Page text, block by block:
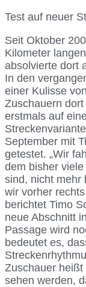
Test auf neuer
Seit Oktober
Kilometer
absolvierte dort
In den
einer Kulisse
Zuschauern
erstmals auf
September mit
getestet. „Wir
dem bisher
sind, nicht mehr
wir vorher
berichtet Timo
neue Abschnitt
Passage wird
bedeutet es,
Zuschauer
sehen werden,